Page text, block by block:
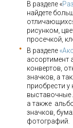
В разделе «
найдете
рисунком,
просечкой,
В разделе
ассортимент
конвертов,
значков, а
приобрести у
выставочные
а также
значков,
фотографий.